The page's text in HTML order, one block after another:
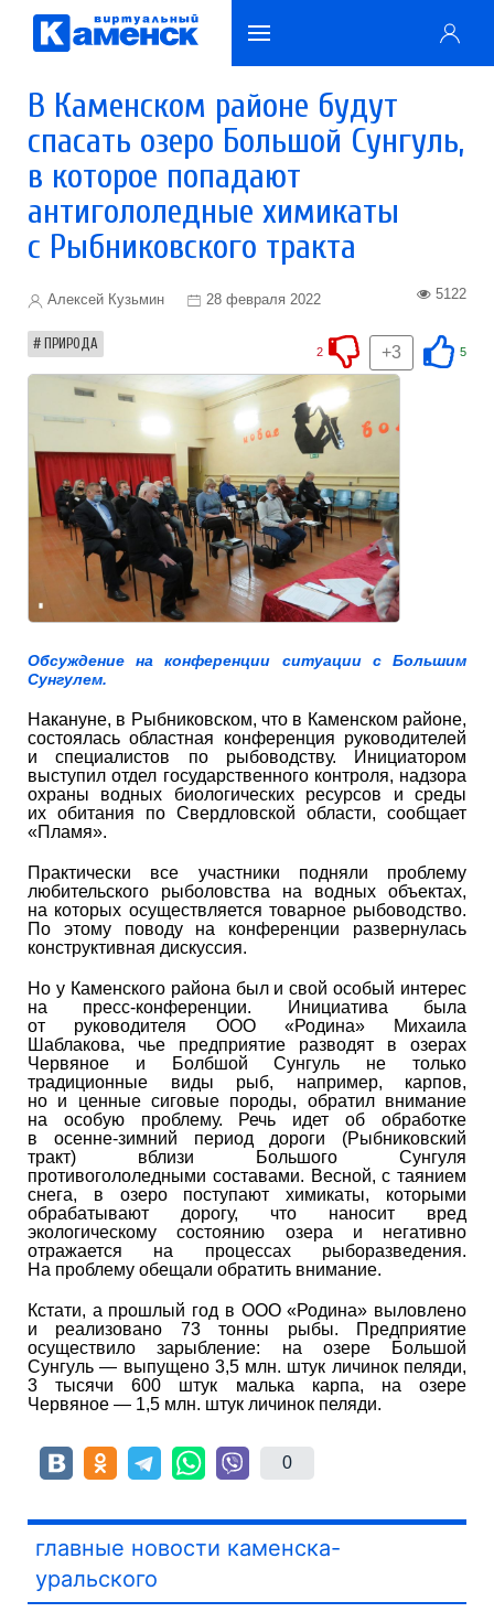
В Каменском районе будут
спасать озеро Большой Сунгуль,
в которое попадают
антигололедные химикаты
с Рыбниковского тракта
Алексей Кузьмин 28 февраля 2022 5122
ПРИРОДА 5
+3
2
Обсуждение на конференции ситуации с Большим
Сунгулем.
Накануне, в Рыбниковском, что в Каменском районе,
состоялась областная конференция руководителей
и специалистов по рыбоводству. Инициатором
выступил отдел государственного контроля, надзора
охраны водных биологических ресурсов и среды
их обитания по Свердловской области, сообщает
«Пламя».
Практически все участники подняли проблему
любительского рыболовства на водных объектах,
на которых осуществляется товарное рыбоводство.
По этому поводу на конференции развернулась
конструктивная дискуссия.
Но у Каменского района был и свой особый интерес
на пресс-конференции. Инициатива была
от руководителя ООО «Родина» Михаила
Шаблакова, чье предприятие разводят в озерах
Червяное и Болбшой Сунгуль не только
традиционные виды рыб, например, карпов,
но и ценные сиговые породы, обратил внимание
на особую проблему. Речь идет об обработке
в осенне-зимний период дороги (Рыбниковский
тракт) вблизи Большого Сунгуля
противогололедными составами. Весной, с таянием
снега, в озеро поступают химикаты, которыми
обрабатывают дорогу, что наносит вред
экологическому состоянию озера и негативно
отражается на процессах рыборазведения.
На проблему обещали обратить внимание.
Кстати, а прошлый год в ООО «Родина» выловлено
и реализовано 73 тонны рыбы. Предприятие
осуществило зарыбление: на озере Большой
Сунгуль — выпущено 3,5 млн. штук личинок пеляди,
3 тысячи 600 штук малька карпа, на озере
Червяное — 1,5 млн. штук личинок пеляди.
0
главные новости каменска-
уральского